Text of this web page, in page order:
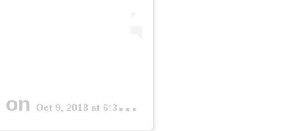
on Oct 9, 2018 at 6:31am PDT